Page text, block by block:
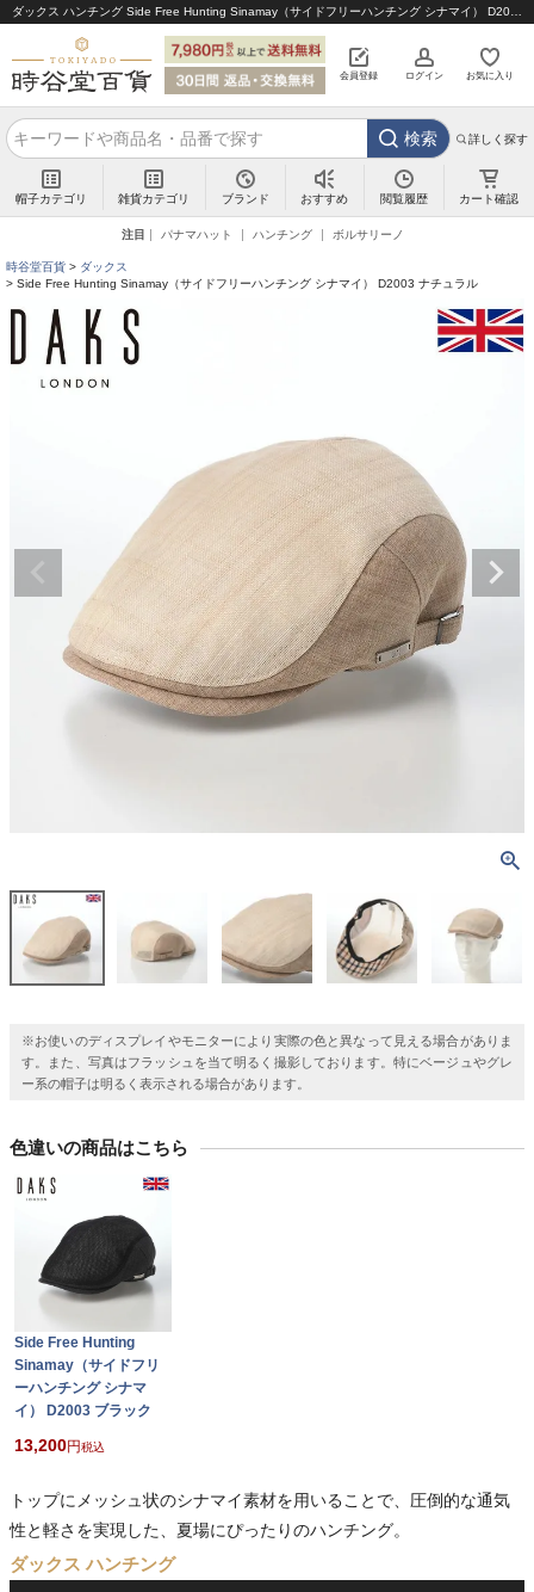
会員登録 ログイン お気に入り
検索 詳しく探す
帽子カテゴリ 雑貨カテゴリ ブランド おすすめ 閲覧履歴 カート確認
注目 パナマハット ハンチング ボルサリーノ
時谷堂百貨
ダックス
Side Free Hunting Sinamay（サイドフリーハンチング シナマイ） D2003 ナチュラル
※お使いのディスプレイやモニターにより実際の色と異なって見える場合がありま
す。また、写真はフラッシュを当て明るく撮影しております。特にベージュやグレ
ー系の帽子は明るく表示される場合があります。
色違いの商品はこちら
Side Free Hunting
Sinamay（サイドフリ
ーハンチング シナマ
イ） D2003 ブラック
13,200 税込
トップにメッシュ状のシナマイ素材を用いることで、圧倒的な通気
性と軽さを実現した、夏場にぴったりのハンチング。
ダックス ハンチング